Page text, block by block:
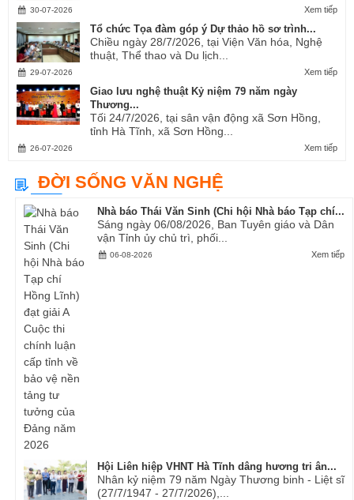
Xem tiếp
30-07-2026
Tổ chức Tọa đàm góp ý Dự thảo hồ sơ trình...
Chiều ngày 28/7/2026, tại Viện Văn hóa, Nghệ
thuật, Thể thao và Du lịch...
Xem tiếp
29-07-2026
Giao lưu nghệ thuật Kỷ niệm 79 năm ngày
Thương...
Tối 24/7/2026, tại sân vận động xã Sơn Hồng,
tỉnh Hà Tĩnh, xã Sơn Hồng...
Xem tiếp
26-07-2026
ĐỜI SỐNG VĂN NGHỆ
Nhà báo Thái Văn Sinh (Chi hội Nhà báo Tạp chí...
Sáng ngày 06/08/2026, Ban Tuyên giáo và Dân
vận Tỉnh ủy chủ trì, phối...
Xem tiếp
06-08-2026
Hội Liên hiệp VHNT Hà Tĩnh dâng hương tri ân...
Nhân kỷ niệm 79 năm Ngày Thương binh - Liệt sĩ
(27/7/1947 - 27/7/2026),...